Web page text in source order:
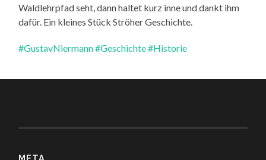
Waldlehrpfad seht, dann haltet kurz inne und dankt ihm
dafür. Ein kleines Stück Ströher Geschichte.
#GustavNiermann#Geschichte#Historie